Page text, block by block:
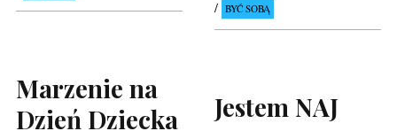
BYĆ SOBĄ
Marzenie na
Dzień Dziecka
Jestem NAJ